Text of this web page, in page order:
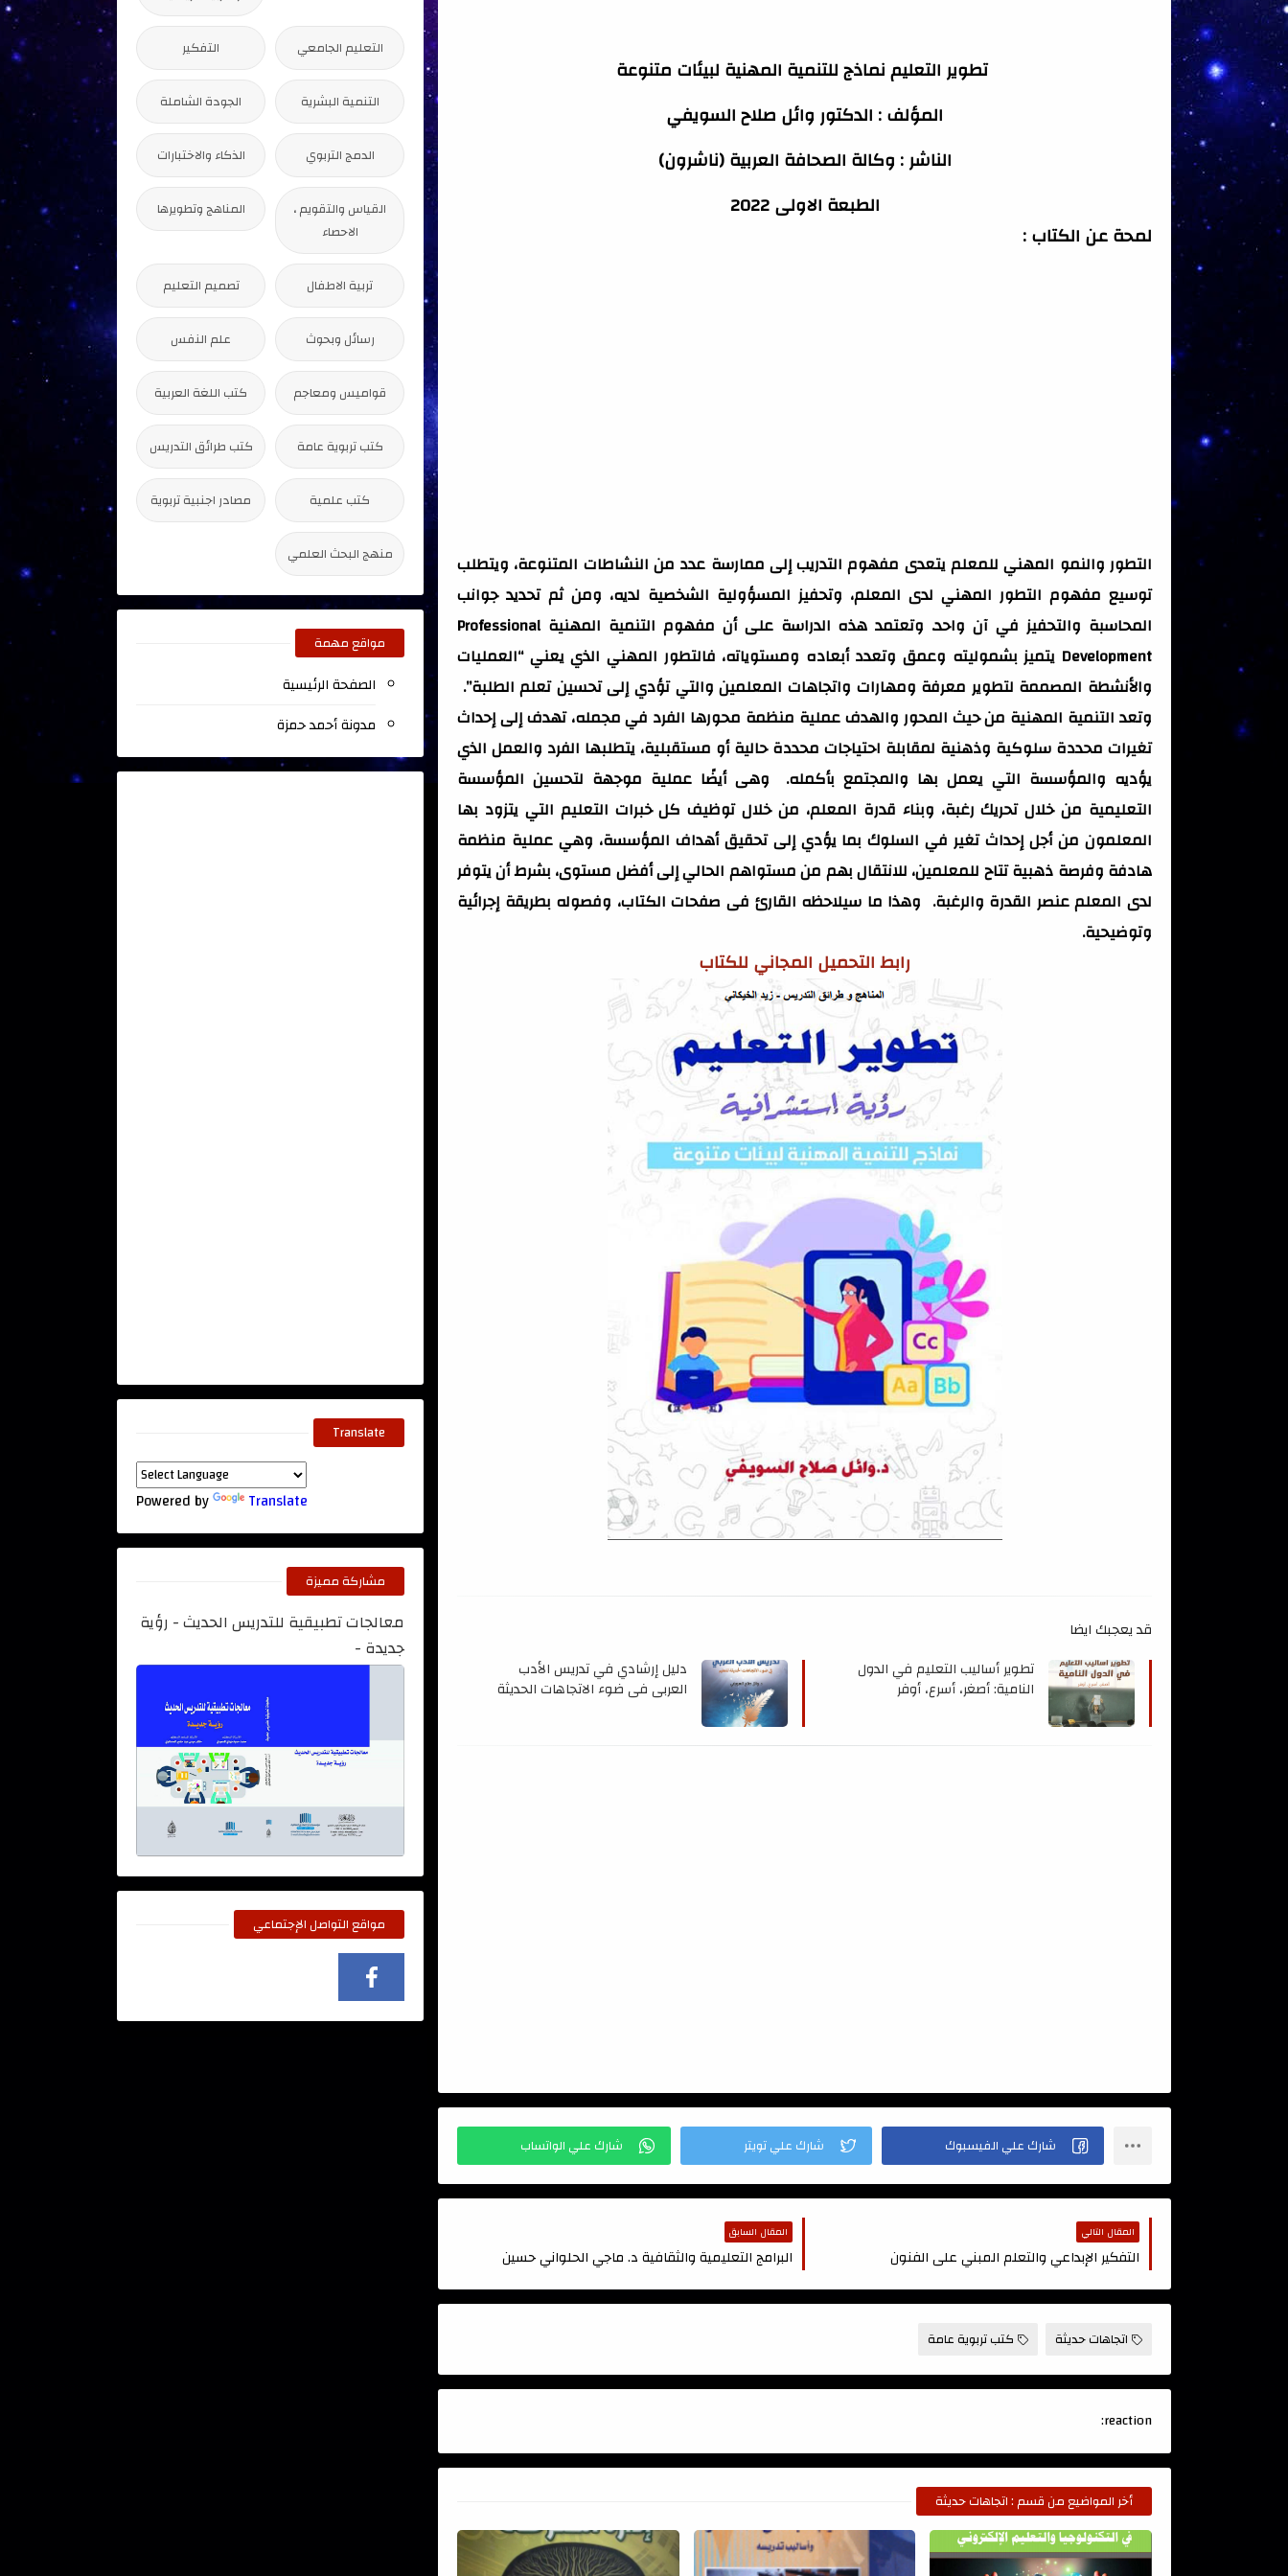
تطوير التعليم نماذج للتنمية المهنية لبيئات متنوعة
المؤلف : الدكتور وائل صلاح السويفي
الناشر : وكالة الصحافة العربية (ناشرون)
الطبعة الاولى 2022
لمحة عن الكتاب :
التطور والنمو المهني للمعلم يتعدى مفهوم التدريب إلى ممارسة عدد من النشاطات المتنوعة، ويتطلب
توسيع مفهوم التطور المهني لدى المعلم، وتحفيز المسؤولية الشخصية لديه، ومن ثم تحديد جوانب
المحاسبة والتحفيز في آن واحد. وتعتمد هذه الدراسة على أن مفهوم التنمية المهنية Professional
Development يتميز بشموليته وعمق وتعدد أبعاده ومستوياته، فالتطور المهني الذي يعني “العمليات
والأنشطة المصممة لتطوير معرفة ومهارات واتجاهات المعلمين والتي تؤدي إلى تحسين تعلم الطلبة”.
وتعد التنمية المهنية من حيث المحور والهدف عملية منظمة محورها الفرد في مجمله، تهدف إلى إحداث
تغيرات محددة سلوكية وذهنية لمقابلة احتياجات محددة حالية أو مستقبلية، يتطلبها الفرد والعمل الذي
يؤديه والمؤسسة التي يعمل بها والمجتمع بأكمله. وهى أيضًا عملية موجهة لتحسين المؤسسة
التعليمية من خلال تحريك رغبة، وبناء قدرة المعلم، من خلال توظيف كل خبرات التعليم التي يتزود بها
المعلمون من أجل إحداث تغير في السلوك بما يؤدي إلى تحقيق أهداف المؤسسة، وهي عملية منظمة
هادفة وفرصة ذهبية تتاح للمعلمين، للانتقال بهم من مستواهم الحالي إلى أفضل مستوى، بشرط أن يتوفر
لدى المعلم عنصر القدرة والرغبة. وهذا ما سيلاحظه القارئ فى صفحات الكتاب، وفصوله بطريقة إجرائية
وتوضيحية.
رابط التحميل المجاني للكتاب
قد يعجبك ايضا
تطوير أساليب التعليم في الدول
النامية: أصغر، أسرع، أوفر
دليل إرشادي في تدريس الأدب
العربي في ضوء الاتجاهات الحديثة
المقال التالي
التفكير الإبداعي والتعلم المبني على الفنون
المقال السابق
البرامج التعليمية والثقافية د. ماجي الحلواني حسين
اتجاهات حديثة كتب تربوية عامة
reaction:
أخر المواضيع من قسم : اتجاهات حديثة
التعليم الجامعي التفكير
التنمية البشرية الجودة الشاملة
الدمج التربوي الذكاء والاختبارات
القياس والتقويم ،
الاحصاء
المناهج وتطويرها
تربية الاطفال تصميم التعليم
رسائل وبحوث علم النفس
قواميس ومعاجم كتب اللغة العربية
كتب تربوية عامة كتب طرائق التدريس
كتب علمية مصادر اجنبية تربوية
منهج البحث العلمي
مواقع مهمة
الصفحة الرئيسية
مدونة أحمد حمزة
Translate
Powered by Translate
مشاركة مميزة
معالجات تطبيقية للتدريس الحديث - رؤية
جديدة -
مواقع التواصل الإجتماعي